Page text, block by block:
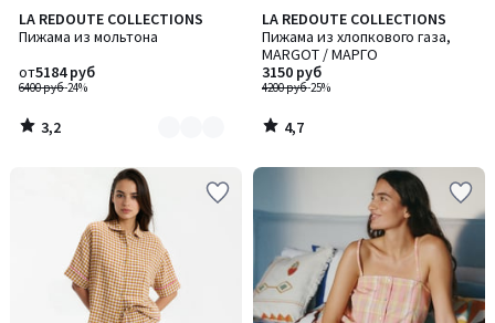
LA REDOUTE COLLECTIONS
Пижама из мольтона
6400 руб-24%
от5184 руб
3,2
/ 5
Количество
цветов:
3,2
/
LA REDOUTE COLLECTIONS
Пижама из хлопкового газа,
MARGOT / МАРГО
4200 руб-25%
3150 руб
4,7
/ 5
4,7
/